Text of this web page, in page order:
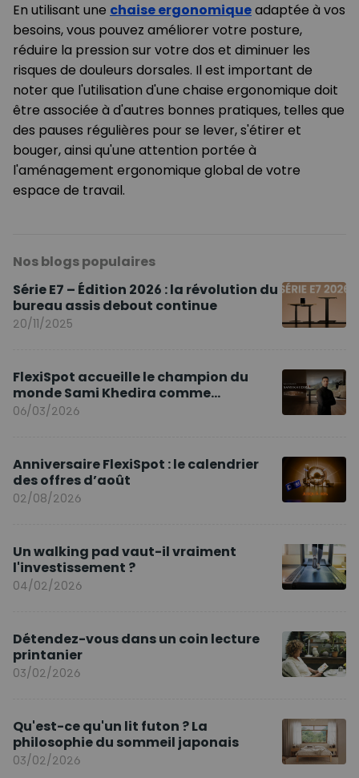
En utilisant une chaise ergonomiqueadaptée à vos
besoins, vous pouvez améliorer votre posture,
réduire la pression sur votre dos et diminuer les
risques de douleurs dorsales. Il est important de
noter que l'utilisation d'une chaise ergonomique doit
être associée à d'autres bonnes pratiques, telles que
des pauses régulières pour se lever, s'étirer et
bouger, ainsi qu'une attention portée à
l'aménagement ergonomique global de votre
espace de travail.
Nos blogs populaires
Série E7 – Édition 2026 : la révolution du
bureau assis debout continue
20/11/2025
FlexiSpot accueille le champion du
monde Sami Khedira comme
ambassadeur de la marque en Europe
06/03/2026
Anniversaire FlexiSpot : le calendrier
des offres d’août
02/08/2026
Un walking pad vaut-il vraiment
l'investissement ?
04/02/2026
Détendez-vous dans un coin lecture
printanier
03/02/2026
Qu'est-ce qu'un lit futon ? La
philosophie du sommeil japonais
03/02/2026